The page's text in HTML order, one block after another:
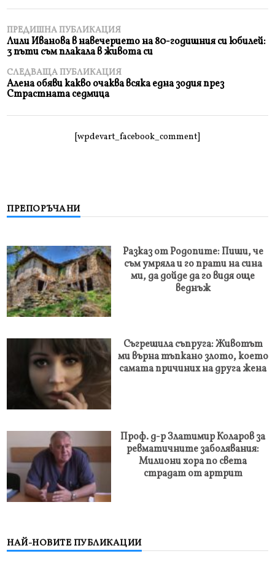
ПРЕДИШНА ПУБЛИКАЦИЯ
Лили Иванова в навечерието на 80-годишния си юбилей:
3 пъти съм плакала в живота си
СЛЕДВАЩА ПУБЛИКАЦИЯ
Алена обяви какво очаква всяка една зодия през
Страстната седмица
[wpdevart_facebook_comment]
ПРЕПОРЪЧАНИ
Разказ от Родопите: Пиши, че
съм умряла и го прати на сина
ми, да дойде да го видя още
веднъж
Съгрешила съпруга: Животът
ми върна тъпкано злото, което
самата причиних на друга жена
Проф. д-р Златимир Коларов за
ревматичните заболявания:
Милиони хора по света
страдат от артрит
НАЙ-НОВИТЕ ПУБЛИКАЦИИ